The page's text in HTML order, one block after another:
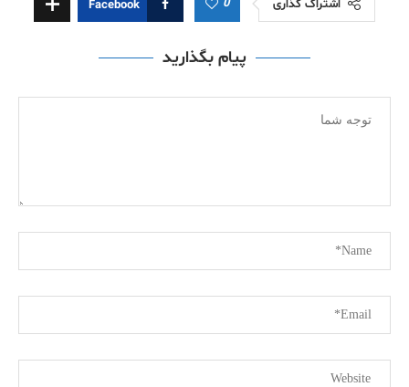
اشتراک گذاری 0
Facebook
پیام بگذارید